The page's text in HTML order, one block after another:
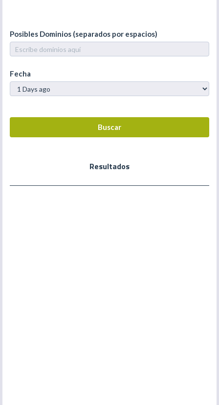
Posibles Dominios (separados por espacios)
Fecha
Buscar
Resultados